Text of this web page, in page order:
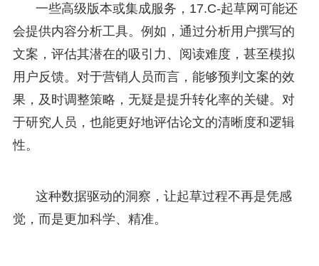
一些高级版本或集成服务，17.C-起草网可能还
会提供内容分析工具。例如，通过分析用户撰写的
文案，评估其潜在的吸引力、阅读难度，甚至模拟
用户反馈。对于营销人员而言，能够预判文案的效
果，及时调整策略，无疑是提升转化率的关键。对
于研究人员，也能更好地评估论文的清晰度和逻辑
性。
这种数据驱动的洞察，让起草过程不再是凭感
觉，而是更加科学、精准。